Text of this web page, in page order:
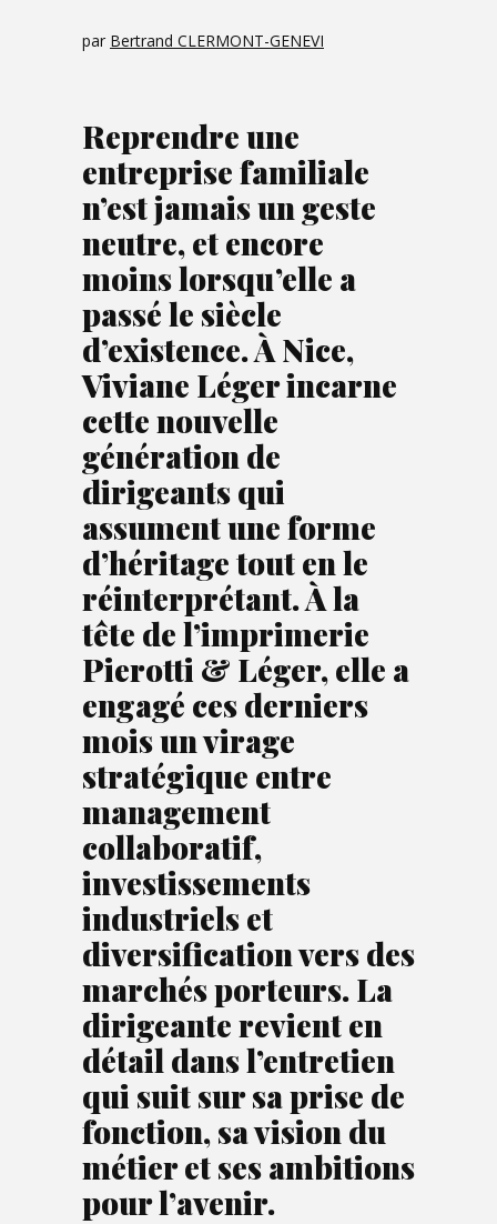
par Bertrand CLERMONT-GENEVI
Reprendre une
entreprise familiale
n’est jamais un geste
neutre, et encore
moins lorsqu’elle a
passé le siècle
d’existence. À Nice,
Viviane Léger incarne
cette nouvelle
génération de
dirigeants qui
assument une forme
d’héritage tout en le
réinterprétant. À la
tête de l’imprimerie
Pierotti & Léger, elle a
engagé ces derniers
mois un virage
stratégique entre
management
collaboratif,
investissements
industriels et
diversification vers des
marchés porteurs. La
dirigeante revient en
détail dans l’entretien
qui suit sur sa prise de
fonction, sa vision du
métier et ses ambitions
pour l’avenir.